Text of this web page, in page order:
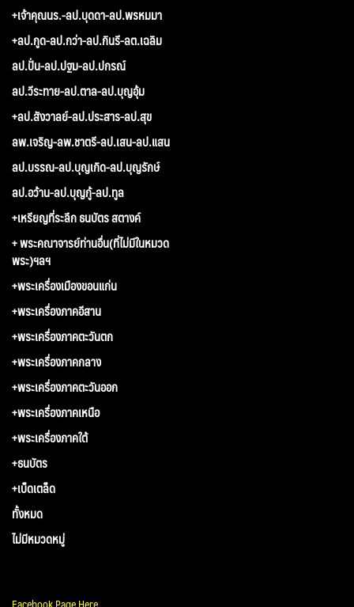
+เจ้าคุณนร.-ลป.บุดดา-ลป.พรหมมา
+ลป.กูด-ลป.กว่า-ลป.กินรี-ลต.เฉลิม
ลป.ปั่น-ลป.ปฐม-ลป.ปกรณ์
ลป.วีระทาย-ลป.ตาล-ลป.บุญอุ้ม
+ลป.สังวาลย์-ลป.ประสาร-ลป.สุข
ลพ.เจริญ-ลพ.ชาตรี-ลป.เสน-ลป.แสน
ลป.บรรณ-ลป.บุญเกิด-ลป.บุญรักษ์
ลป.อว้าน-ลป.บุญกู้-ลป.ทูล
+เหรียญที่ระลึก ธนบัตร สตางค์
+ พระคณาจารย์ท่านอื่น(ที่ไม่มีในหมวด
พระ)ฯลฯ
+พระเครื่องเมืองขอนแก่น
+พระเครื่องภาคอีสาน
+พระเครื่องภาคตะวันตก
+พระเครื่องภาคกลาง
+พระเครื่องภาคตะวันออก
+พระเครื่องภาคเหนือ
+พระเครื่องภาคใต้
+ธนบัตร
+เบ็ดเตล็ด
ทั้งหมด
ไม่มีหมวดหมู่